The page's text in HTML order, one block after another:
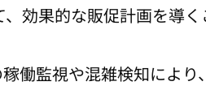
効果的な販促計画を導
働監視や混雑検知によ